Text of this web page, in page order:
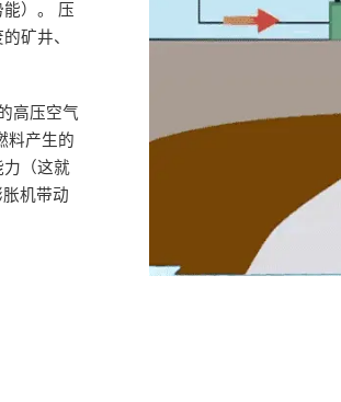
）‌。 压
矿井、
高压空气
料产生的
（这就
机带动